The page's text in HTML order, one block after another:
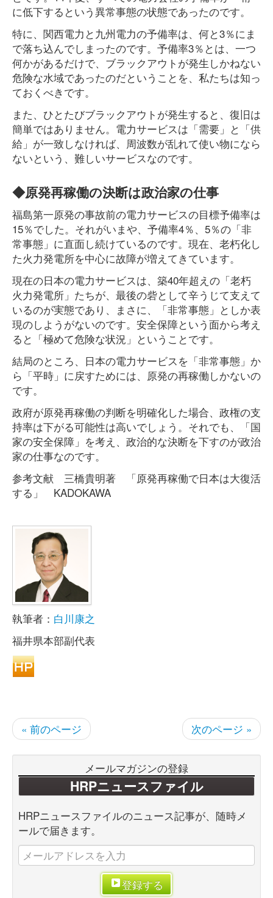
に低下するという異常事態の状態であったのです。
特に、関西電力と九州電力の予備率は、何と3％にま
で落ち込んでしまったのです。予備率3％とは、一つ
何かがあるだけで、ブラックアウトが発生しかねない
危険な水域であったのだということを、私たちは知っ
ておくべきです。
また、ひとたびブラックアウトが発生すると、復旧は
簡単ではありません。電力サービスは「需要」と「供
給」が一致しなければ、周波数が乱れて使い物になら
ないという、難しいサービスなのです。
◆原発再稼働の決断は政治家の仕事
福島第一原発の事故前の電力サービスの目標予備率は
15％でした。それがいまや、予備率4％、5％の「非
常事態」に直面し続けているのです。現在、老朽化し
た火力発電所を中心に故障が増えてきています。
現在の日本の電力サービスは、築40年超えの「老朽
火力発電所」たちが、最後の砦として辛うじて支えて
いるのが実態であり、まさに、「非常事態」としか表
現のしようがないのです。安全保障という面から考え
ると「極めて危険な状況」ということです。
結局のところ、日本の電力サービスを「非常事態」か
ら「平時」に戻すためには、原発の再稼働しかないの
です。
政府が原発再稼働の判断を明確化した場合、政権の支
持率は下がる可能性は高いでしょう。それでも、「国
家の安全保障」を考え、政治的な決断を下すのが政治
家の仕事なのです。
参考文献 三橋貴明著 「原発再稼働で日本は大復活
する」 KADOKAWA
執筆者： 白川康之
福井県本部副代表
« 前のページ 次のページ »
メールマガジンの登録
HRPニュースファイル
HRPニュースファイルのニュース記事が、随時メ
ールで届きます。
登録する